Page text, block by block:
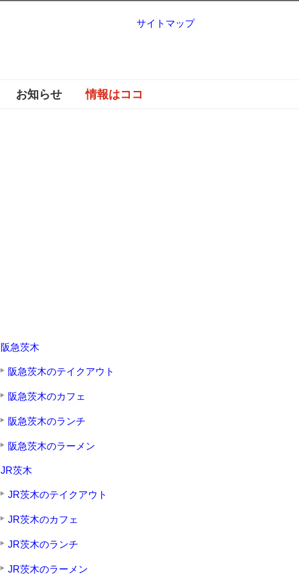
お知らせ 情報はココ
阪急茨木
阪急茨木のテイクアウト
阪急茨木のカフェ
阪急茨木のランチ
阪急茨木のラーメン
JR茨木
JR茨木のテイクアウト
JR茨木のカフェ
JR茨木のランチ
JR茨木のラーメン
サイトマップ